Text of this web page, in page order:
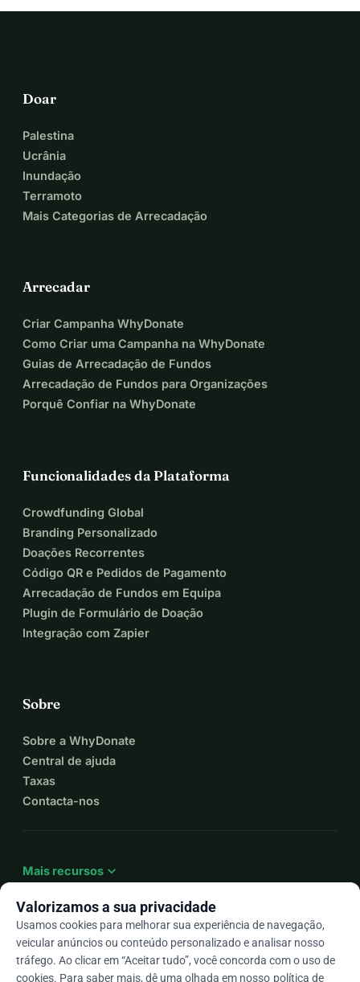
Doar
Palestina
Ucrânia
Inundação
Terramoto
Mais Categorias de Arrecadação
Arrecadar
Criar Campanha WhyDonate
Como Criar uma Campanha na WhyDonate
Guias de Arrecadação de Fundos
Arrecadação de Fundos para Organizações
Porquê Confiar na WhyDonate
Funcionalidades da Plataforma
Crowdfunding Global
Branding Personalizado
Doações Recorrentes
Código QR e Pedidos de Pagamento
Arrecadação de Fundos em Equipa
Plugin de Formulário de Doação
Integração com Zapier
Sobre
Sobre a WhyDonate
Central de ajuda
Taxas
Contacta-nos
Mais recursos expand_more
Ptarrow_drop_down
Valorizamos a sua privacidade
Usamos cookies para melhorar sua experiência de navegação,
veicular anúncios ou conteúdo personalizado e analisar nosso
tráfego. Ao clicar em “Aceitar tudo”, você concorda com o uso de
cookies. Para saber mais, dê uma olhada em nosso política de